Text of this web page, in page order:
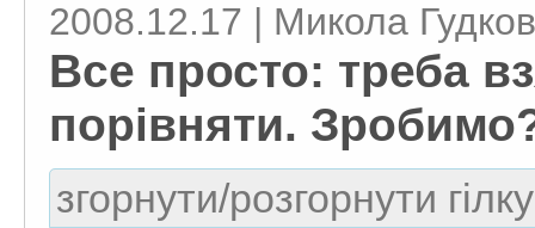
2008.12.17 | Микола
Все просто: треба
порівняти.
згорнути/розгорнути